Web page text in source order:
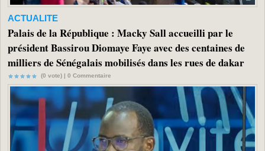
ACTUALITE
Palais de la République : Macky Sall accueilli par le
président Bassirou Diomaye Faye avec des centaines de
milliers de Sénégalais mobilisés dans les rues de dakar
(0 vote) | 0 Commentaire